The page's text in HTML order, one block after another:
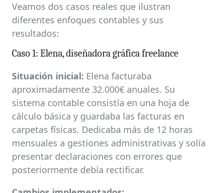
Veamos dos casos reales que ilustran
diferentes enfoques contables y sus
resultados:
Caso 1: Elena, diseñadora gráfica freelance
Situación inicial: Elena facturaba
aproximadamente 32.000€ anuales. Su
sistema contable consistía en una hoja de
cálculo básica y guardaba las facturas en
carpetas físicas. Dedicaba más de 12 horas
mensuales a gestiones administrativas y solía
presentar declaraciones con errores que
posteriormente debía rectificar.